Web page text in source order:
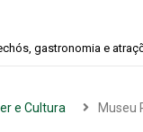
paranoia e conspiração
e Cultura Museu